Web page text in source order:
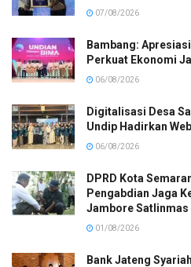
07/08/2026
Bambang:
Perkuat Ekonomi
06/08/2026
Digitalisasi Desa
Undip Hadirkan
06/08/2026
DPRD Kota
Pengabdian Jaga
Jambore Satlinmas
01/08/2026
Bank Jateng